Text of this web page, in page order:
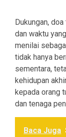
Dukungan,
dan waktu
menilai
tidak hanya
sementara,
kehidupan
kepada orang
dan tenaga
Baca Juga